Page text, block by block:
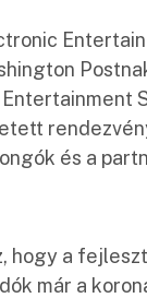
és a
hogy a
már a